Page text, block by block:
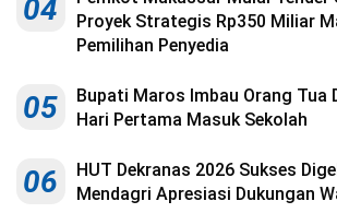
04
Proyek Strategis Rp350 Miliar
Pemilihan Penyedia
05
Bupati Maros Imbau Orang Tua
Hari Pertama Masuk Sekolah
06
HUT Dekranas 2026 Sukses
Mendagri Apresiasi Dukungan